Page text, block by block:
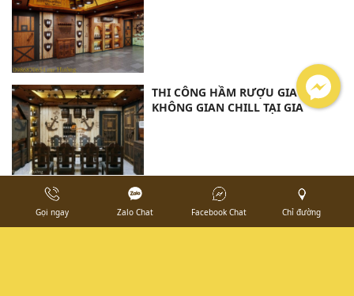
THI CÔNG HẦM RƯỢU GIA ĐÌNH-
KHÔNG GIAN CHILL TẠI GIA
THI CÔNG HẦM RƯỢU_BẢO TỒN
HƯƠNG VỊ THỜI GIAN
Gọi ngay Zalo Chat Facebook Chat Chỉ đường